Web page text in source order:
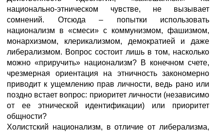
национально-этническом чувстве, не вызывает
сомнений. Отсюда – попытки использовать
национализм в «смеси» с коммунизмом, фашизмом,
монархизмом, клерикализмом, демократией и даже
либерализмом. Вопрос состоит лишь в том, насколько
можно «приручить» национализм? В конечном счете,
чрезмерная ориентация на этничность закономерно
приводит к ущемлению прав личности, ведь рано или
поздно встает вопрос: приоритет личности (независимо
от ее этнической идентификации) или приоритет
общности?
Холистский национализм, в отличие от либерализма,